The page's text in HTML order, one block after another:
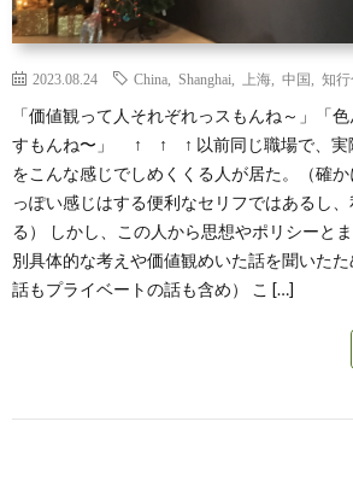
2023.08.24 China Shanghai 上海 中国 知行
「価値観って人それぞれっスもんね～」「
すもんね〜」 ↑ ↑ ↑ 以前同じ職場で、実
をこんな感じでしめくくる人が居た。（確
っぽい感じはする便利なセリフではあるし
る） しかし、この人から思想やポリシーと
別具体的な考えや価値観めいた話を聞いた
話もプライベートの話も含め） こ […]